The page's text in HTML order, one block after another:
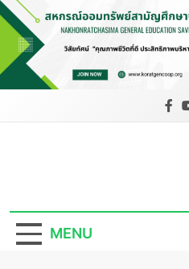
Skip
to
content
MENU